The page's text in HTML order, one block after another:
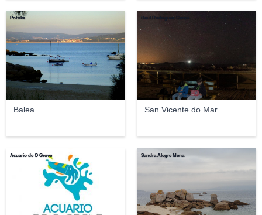
Balea
Potoka
San Vicente do Mar
Raúl Rodríguez Garcia
Acuario de O Grove Sandra Alegre Mena